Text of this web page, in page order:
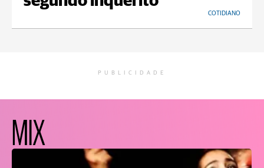
COTIDIANO
PUBLICIDADE
MIX